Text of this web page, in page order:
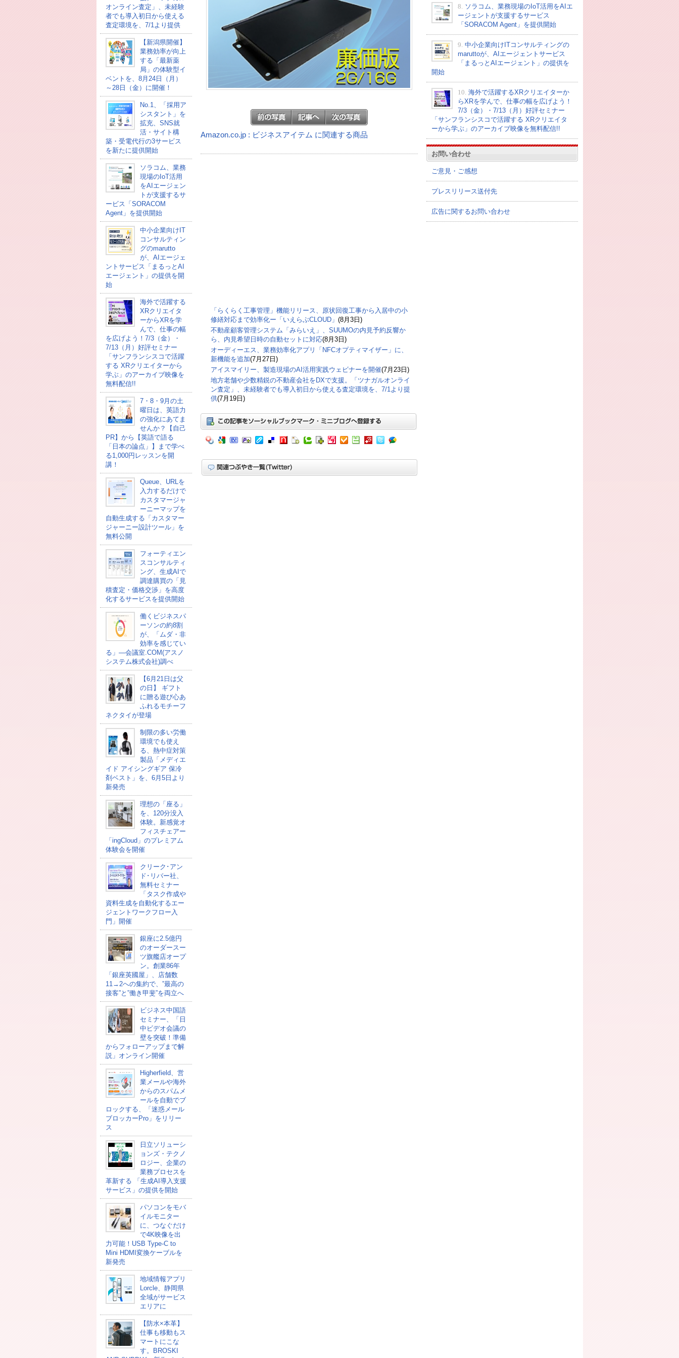
オンライン査定」、未経験
者でも導入初日から使える
査定環境を、7/1より提供
【新潟県開催】
業務効率が向上
する「最新薬
局」の体験型イ
ベントを、8月24日（月）
～28日（金）に開催！
No.1、「採用ア
シスタント」を
拡充、SNS就
活・サイト構
築・受電代行の3サービス
を新たに提供開始
ソラコム、業務
現場のIoT活用
をAIエージェン
トが支援するサ
ービス「SORACOM
Agent」を提供開始
中小企業向けIT
コンサルティン
グのmarutto
が、AIエージェ
ントサービス「まるっとAI
エージェント」の提供を開
始
海外で活躍する
XRクリエイタ
ーからXRを学
んで、仕事の幅
を広げよう！7/3（金）・
7/13（月）好評セミナー
「サンフランシスコで活躍
する XRクリエイターから
学ぶ」のアーカイブ映像を
無料配信!!
7・8・9月の土
曜日は、英語力
の強化にあてま
せんか？【自己
PR】から【英語で語る
「日本の論点」】まで学べ
る1,000円レッスンを開
講！
Queue、URLを
入力するだけで
カスタマージャ
ーニーマップを
自動生成する「カスタマー
ジャーニー設計ツール」を
無料公開
フォーティエン
スコンサルティ
ング、生成AIで
調達購買の「見
積査定・価格交渉」を高度
化するサービスを提供開始
働くビジネスパ
ーソンの約8割
が、「ムダ・非
効率を感じてい
る」―会議室.COM(アスノ
システム株式会社)調べ
【6月21日は父
の日】 ギフト
に贈る遊び心あ
ふれるモチーフ
ネクタイが登場
制限の多い労働
環境でも使え
る、熱中症対策
製品「メディエ
イド アイシングギア 保冷
剤ベスト」を、6月5日より
新発売
理想の「座る」
を、120分没入
体験。新感覚オ
フィスチェアー
「ingCloud」のプレミアム
体験会を開催
クリーク･アン
ド･リバー社、
無料セミナー
「タスク作成や
資料生成を自動化するエー
ジェントワークフロー入
門」開催
銀座に2.5億円
のオーダースー
ツ旗艦店オープ
ン。創業86年
「銀座英國屋」、店舗数
11→2への集約で、”最高の
接客”と”働き甲斐”を両立へ
ビジネス中国語
セミナー、「日
中ビデオ会議の
壁を突破！準備
からフォローアップまで解
説」オンライン開催
Higherfield、営
業メールや海外
からのスパムメ
ールを自動でブ
ロックする、「迷惑メール
ブロッカーPro」をリリー
ス
日立ソリューシ
ョンズ・テクノ
ロジー、企業の
業務プロセスを
革新する 「生成AI導入支援
サービス」の提供を開始
パソコンをモバ
イルモニター
に、つなぐだけ
で4K映像を出
力可能！USB Type-C to
Mini HDMI変換ケーブルを
新発売
地域情報アプリ
Lorcle、静岡県
全域がサービス
エリアに
【防水×本革】
仕事も移動もス
マートにこな
す。BROSKI
Amazon.co.jp : ビジネスアイテム に関連する商品
「らくらく工事管理」機能リリース、原状回復工事から入居中の小
修繕対応まで効率化ー「いえらぶCLOUD」 (8月3日)
不動産顧客管理システム「みらいえ」、SUUMOの内見予約反響か
ら、内見希望日時の自動セットに対応(8月3日)
オーディーエス、業務効率化アプリ「NFCオプティマイザー」に、
新機能を追加(7月27日)
アイスマイリー、製造現場のAI活用実践ウェビナーを開催(7月23日)
地方老舗や少数精鋭の不動産会社をDXで支援。「ツナガルオンライ
ン査定」、未経験者でも導入初日から使える査定環境を、7/1より提
供(7月19日)
8.
ソラコム、業務現場のIoT活用をAIエ
ージェントが支援するサービス
「SORACOM Agent」を提供開始
9. 中小企業向けITコンサルティングの
maruttoが、AIエージェントサービス
「まるっとAIエージェント」の提供を
開始
10. 海外で活躍するXRクリエイターか
らXRを学んで、仕事の幅を広げよう！
7/3（金）・7/13（月）好評セミナー
「サンフランシスコで活躍する XRクリエイタ
ーから学ぶ」のアーカイブ映像を無料配信!!
お問い合わせ
ご意見・ご感想
プレスリリース送付先
広告に関するお問い合わせ